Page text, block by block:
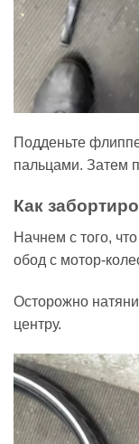
Подденьте
пальцами. Затем
Как
Начнем с того,
обод с мотор-
Осторожно
центру.